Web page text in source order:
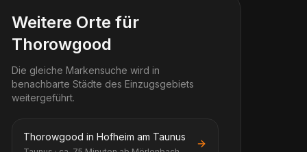
Weitere Orte für
Thorowgood
Die gleiche Markensuche wird in
benachbarte Städte des Einzugsgebiets
weitergeführt.
Thorowgood in Hofheim am Taunus